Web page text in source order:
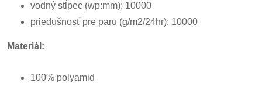
vodný stĺpec (wp:mm): 10000
priedušnosť pre paru (g/m2/24hr): 10000
Materiál:
100% polyamid